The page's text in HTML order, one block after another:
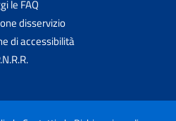
le FAQ
disservizio
di accessibilità